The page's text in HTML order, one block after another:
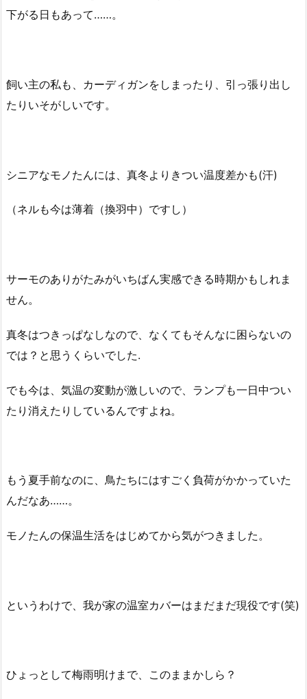
下がる日もあって……。
飼い主の私も、カーディガンをしまったり、引っ張り出し
たりいそがしいです。
シニアなモノたんには、真冬よりきつい温度差かも(汗)
（ネルも今は薄着（換羽中）ですし）
サーモのありがたみがいちばん実感できる時期かもしれま
せん。
真冬はつきっぱなしなので、なくてもそんなに困らないの
では？と思うくらいでした.
でも今は、気温の変動が激しいので、ランプも一日中つい
たり消えたりしているんですよね。
もう夏手前なのに、鳥たちにはすごく負荷がかかっていた
んだなあ……。
モノたんの保温生活をはじめてから気がつきました。
というわけで、我が家の温室カバーはまだまだ現役です(笑)
ひょっとして梅雨明けまで、このままかしら？